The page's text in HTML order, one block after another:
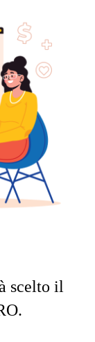
scelto il